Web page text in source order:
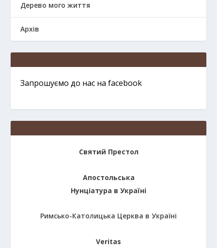
Дерево мого життя
Архів
Запрошуємо до нас на facebook
Святий Престол
Апостольська
Нунціатура в Україні
Римсько-Католицька Церква в Україні
Veritas